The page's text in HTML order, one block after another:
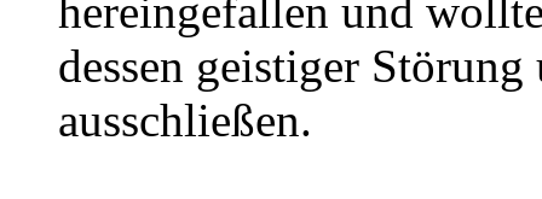
hereingefallen und
dessen geistiger
ausschließen.